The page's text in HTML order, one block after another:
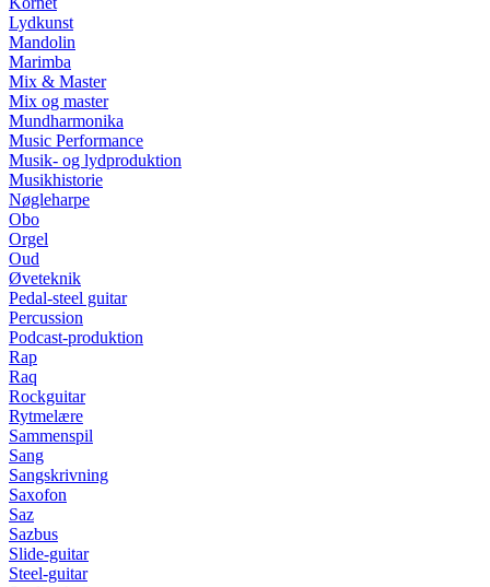
Lydkunst
Mandolin
Marimba
Mix & Master
Mix og master
Mundharmonika
Music Performance
Musik- og lydproduktion
Musikhistorie
Nøgleharpe
Obo
Orgel
Oud
Øveteknik
Pedal-steel guitar
Percussion
Podcast-produktion
Rap
Raq
Rockguitar
Rytmelære
Sammenspil
Sang
Sangskrivning
Saxofon
Saz
Sazbus
Slide-guitar
Steel-guitar